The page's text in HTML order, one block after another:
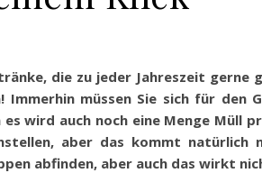
die zu jeder Jahreszeit gerne
müssen Sie sich für den
wird auch noch eine Menge Müll
aber das kommt natürlich
abfinden, aber auch das wirkt